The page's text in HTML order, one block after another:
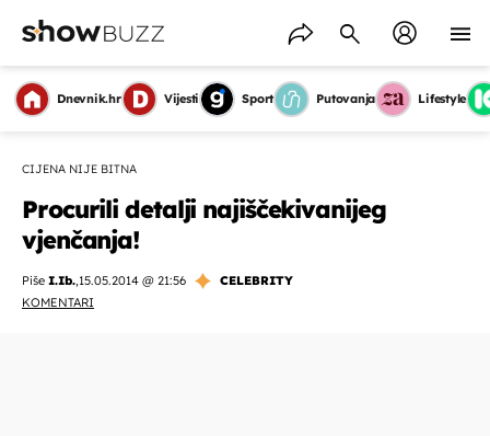
Dnevnik.hr Vijesti Sport Putovanja Lifestyle
CIJENA NIJE BITNA
Procurili detalji najiščekivanijeg
vjenčanja!
Piše I.Ib.,15.05.2014 @ 21:56
CELEBRITY
KOMENTARI